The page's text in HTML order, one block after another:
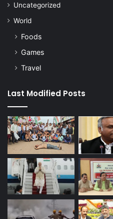
Uncategorized
World
Foods
Games
Travel
Last Modified Posts